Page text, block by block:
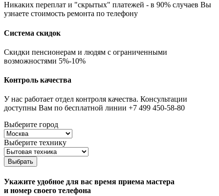
Никаких переплат и "скрытых" платежей - в 90% случаев Вы
узнаете стоимость ремонта по телефону
Система скидок
Скидки пенсионерам и людям с ограниченными
возможностями 5%-10%
Контроль качества
У нас работает отдел контроля качества. Консультации
доступны Вам по бесплатной линии +7 499 450-58-80
Выберите город
Выберите технику
Выбрать
Укажите удобное для вас время приема мастера
и номер своего телефона